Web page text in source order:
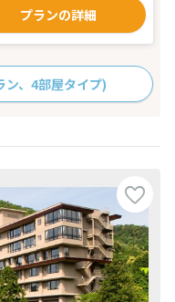
プランの詳細
ン、4部屋タイプ)